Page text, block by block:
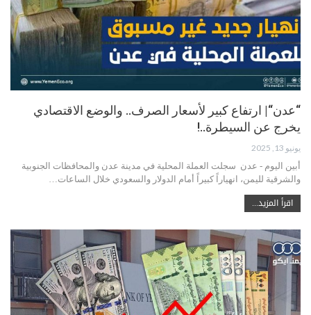
“عدن“| ارتفاع كبير لأسعار الصرف.. والوضع الاقتصادي
يخرج عن السيطرة..!
يونيو 13, 2025
أبين اليوم - عدن سجلت العملة المحلية في مدينة عدن والمحافظات الجنوبية
والشرقية لليمن، انهياراً كبيراً أمام الدولار والسعودي خلال الساعات…
اقرأ المزيد...